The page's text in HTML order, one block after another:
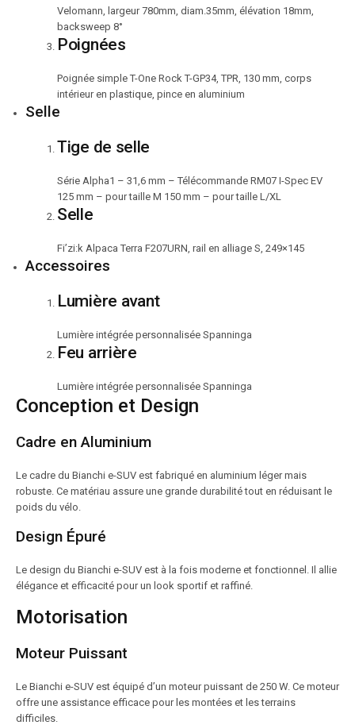
Velomann, largeur 780mm, diam.35mm, élévation 18mm,
backsweep 8°
Poignées
Poignée simple T-One Rock T-GP34, TPR, 130 mm, corps
intérieur en plastique, pince en aluminium
Selle
Tige de selle
Série Alpha1 – 31,6 mm – Télécommande RM07 I-Spec EV
125 mm – pour taille M 150 mm – pour taille L/XL
Selle
Fi’zi:k Alpaca Terra F207URN, rail en alliage S, 249×145
Accessoires
Lumière avant
Lumière intégrée personnalisée Spanninga
Feu arrière
Lumière intégrée personnalisée Spanninga
Conception et Design
Cadre en Aluminium
Le cadre du Bianchi e-SUV est fabriqué en aluminium léger mais
robuste. Ce matériau assure une grande durabilité tout en réduisant le
poids du vélo.
Design Épuré
Le design du Bianchi e-SUV est à la fois moderne et fonctionnel. Il allie
élégance et efficacité pour un look sportif et raffiné.
Motorisation
Moteur Puissant
Le Bianchi e-SUV est équipé d’un moteur puissant de 250 W. Ce moteur
offre une assistance efficace pour les montées et les terrains
difficiles.